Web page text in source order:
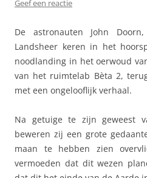
Geef een reactie
De astronauten John
Landsheer keren in het
noodlanding in het oerwoud
van het ruimtelab Bèta 2,
met een ongelooflijk verhaal.
Na getuige te zijn geweest
beweren zij een grote
maan te hebben zien
vermoeden dat dit wezen